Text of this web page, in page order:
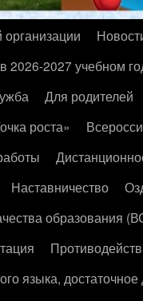
2026-2027 учебном
Для родителей
роста»
Наставничество
образования
языка,